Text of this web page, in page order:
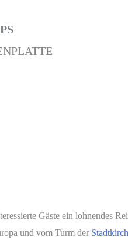
Gäste ein lohnendes
und vom Turm der